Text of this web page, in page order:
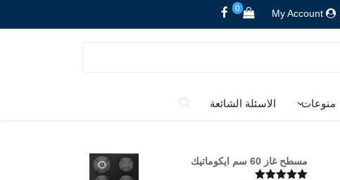
My Account
0
منوعات الاسئلة الشائعة
مسطح غاز 60 سم ايكوماتيك